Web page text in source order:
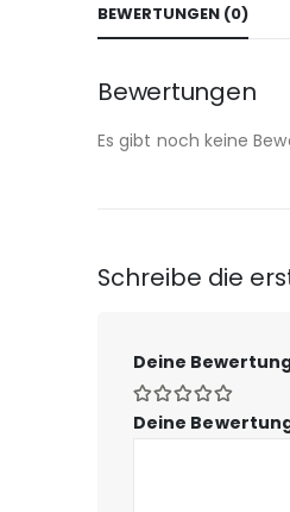
BEWERTUNGEN (0)
Bewertungen
Es gibt noch keine
Schreibe die
Deine
Deine